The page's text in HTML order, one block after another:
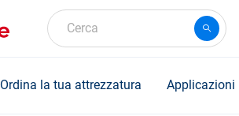
Cerca
Ordina la tua attrezzatura Applicazioni